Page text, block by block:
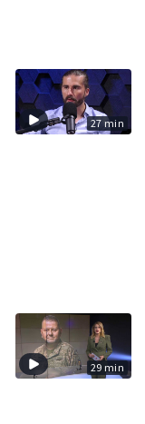
27 min
29 min